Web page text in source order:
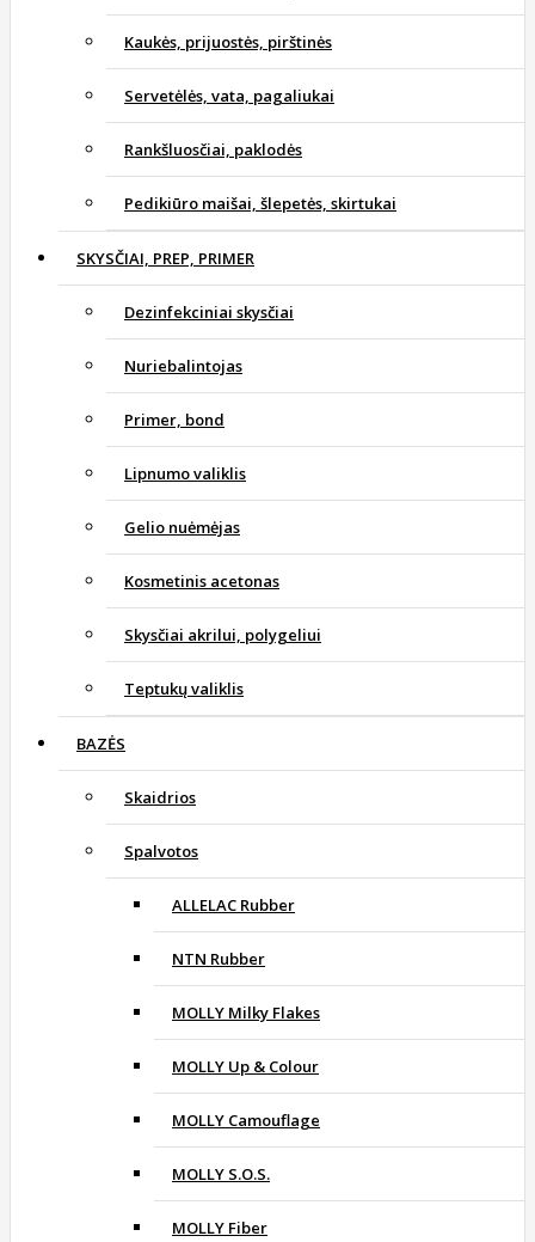
Kaukės, prijuostės, pirštinės
Servetėlės, vata, pagaliukai
Rankšluosčiai, paklodės
Pedikiūro maišai, šlepetės, skirtukai
SKYSČIAI, PREP, PRIMER
Dezinfekciniai skysčiai
Nuriebalintojas
Primer, bond
Lipnumo valiklis
Gelio nuėmėjas
Kosmetinis acetonas
Skysčiai akrilui, polygeliui
Teptukų valiklis
BAZĖS
Skaidrios
Spalvotos
ALLELAC Rubber
NTN Rubber
MOLLY Milky Flakes
MOLLY Up & Colour
MOLLY Camouflage
MOLLY S.O.S.
MOLLY Fiber